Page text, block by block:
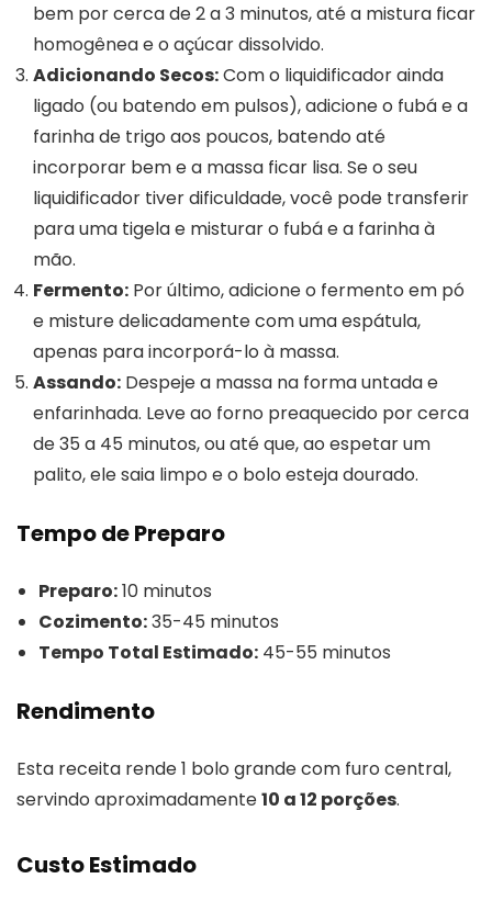
bem por cerca de 2 a 3 minutos, até a mistura ficar
homogênea e o açúcar dissolvido.
Adicionando Secos:Com o liquidificador ainda
ligado (ou batendo em pulsos), adicione o fubá e a
farinha de trigo aos poucos, batendo até
incorporar bem e a massa ficar lisa. Se o seu
liquidificador tiver dificuldade, você pode transferir
para uma tigela e misturar o fubá e a farinha à
mão.
Fermento: Por último, adicione o fermento em pó
e misture delicadamente com uma espátula,
apenas para incorporá-lo à massa.
Assando: Despeje a massa na forma untada e
enfarinhada. Leve ao forno preaquecido por cerca
de 35 a 45 minutos, ou até que, ao espetar um
palito, ele saia limpo e o bolo esteja dourado.
Tempo de Preparo
Preparo:10 minutos
Cozimento:35-45 minutos
Tempo Total Estimado: 45-55 minutos
Rendimento
Esta receita rende 1 bolo grande com furo central,
servindo aproximadamente10 a 12 porções.
Custo Estimado